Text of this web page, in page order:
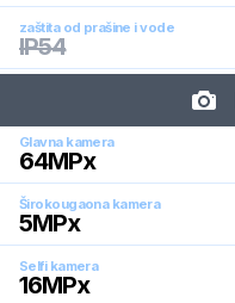
zaštita od prašine i vode
IP54
Glavna kamera
64MPx
Širokougaona kamera
5MPx
Selfi kamera
16MPx